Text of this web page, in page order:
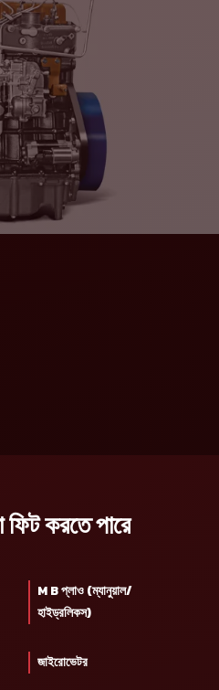
ফিট করতে পারে
M B প্লাও (ম্যানুয়াল/
হাইড্রলিকস)
জাইরোভেটর